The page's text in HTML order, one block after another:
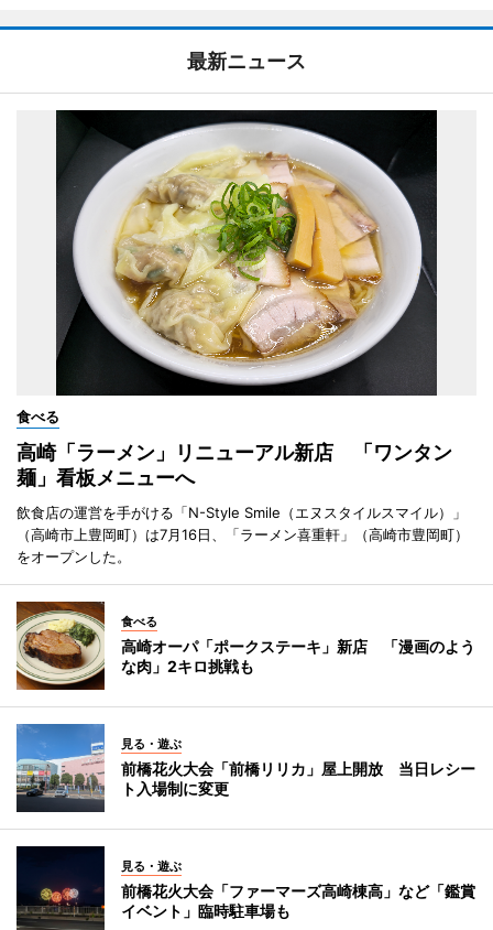
最新ニュース
食べる
高崎「ラーメン」リニューアル新店 「ワンタン
麺」看板メニューへ
飲食店の運営を手がける「N-Style Smile（エヌスタイルスマイル）」
（高崎市上豊岡町）は7月16日、「ラーメン喜重軒」（高崎市豊岡町）
をオープンした。
食べる
高崎オーパ「ポークステーキ」新店 「漫画のよう
な肉」2キロ挑戦も
見る・遊ぶ
前橋花火大会「前橋リリカ」屋上開放 当日レシー
ト入場制に変更
見る・遊ぶ
前橋花火大会「ファーマーズ高崎棟高」など「鑑賞
イベント」臨時駐車場も